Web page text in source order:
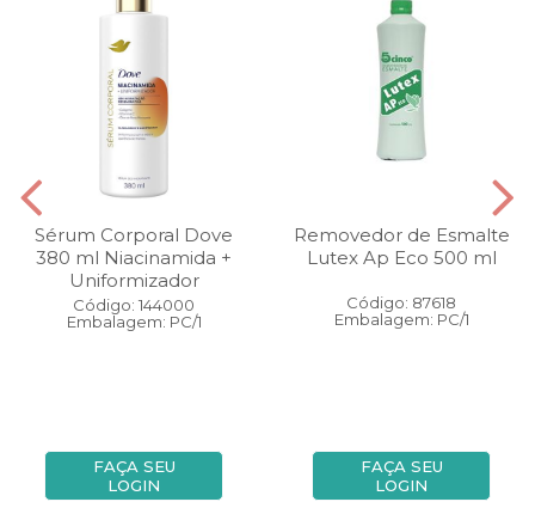
Sérum Corporal Dove
380 ml Niacinamida +
Uniformizador
Código: 144000
Embalagem: PC/1
FAÇA SEU
LOGIN
Removedor de Esmalte
Lutex Ap Eco 500 ml
Código: 87618
Embalagem: PC/1
FAÇA SEU
LOGIN